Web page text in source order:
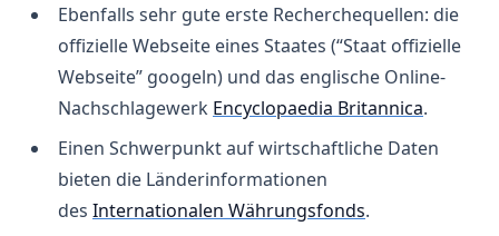
Ebenfalls sehr gute erste Recherchequellen: die
offizielle Webseite eines Staates (“Staat offizielle
Webseite” googeln) und das englische Online-
Nachschlagewerk Encyclopaedia Britannica.
Einen Schwerpunkt auf wirtschaftliche Daten
bieten die Länderinformationen
des Internationalen Währungsfonds.